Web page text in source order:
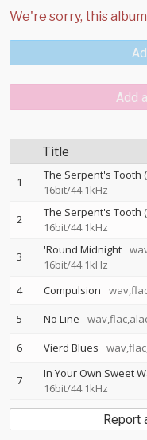
Add
Title
1 The Serpent's Tooth
16bit/44.1kHz
2 The Serpent's Tooth
16bit/44.1kHz
3 'Round Midnight
16bit/44.1kHz
4 Compulsion
5
No Line
6
Vierd Blues
7 In Your Own Sweet
16bit/44.1kHz
Report